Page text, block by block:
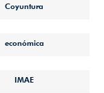
Coyuntura
económica
IMAE